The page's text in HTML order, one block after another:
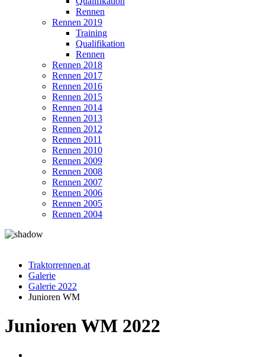
Rennen
Rennen 2019
Training
Qualifikation
Rennen
Rennen 2018
Rennen 2017
Rennen 2016
Rennen 2015
Rennen 2014
Rennen 2013
Rennen 2012
Rennen 2011
Rennen 2010
Rennen 2009
Rennen 2008
Rennen 2007
Rennen 2006
Rennen 2005
Rennen 2004
Traktorrennen.at
Galerie
Galerie 2022
Junioren WM
Junioren WM 2022